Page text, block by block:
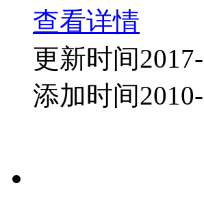
查看详情
更新时间
添加时间